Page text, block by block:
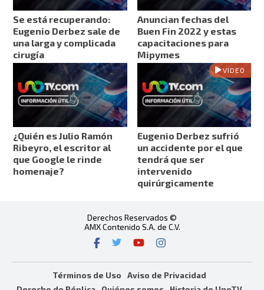
Se está recuperando:
Eugenio Derbez sale de
una larga y complicada
cirugía
Anuncian fechas del
Buen Fin 2022 y estas
capacitaciones para
Mipymes
¿Quién es Julio Ramón
Ribeyro, el escritor al
que Google le rinde
homenaje?
VIDEO
Eugenio Derbez sufrió
un accidente por el que
tendrá que ser
intervenido
quirúrgicamente
Derechos Reservados ©
AMX Contenido S.A. de C.V.
Términos de Uso
Aviso de Privacidad